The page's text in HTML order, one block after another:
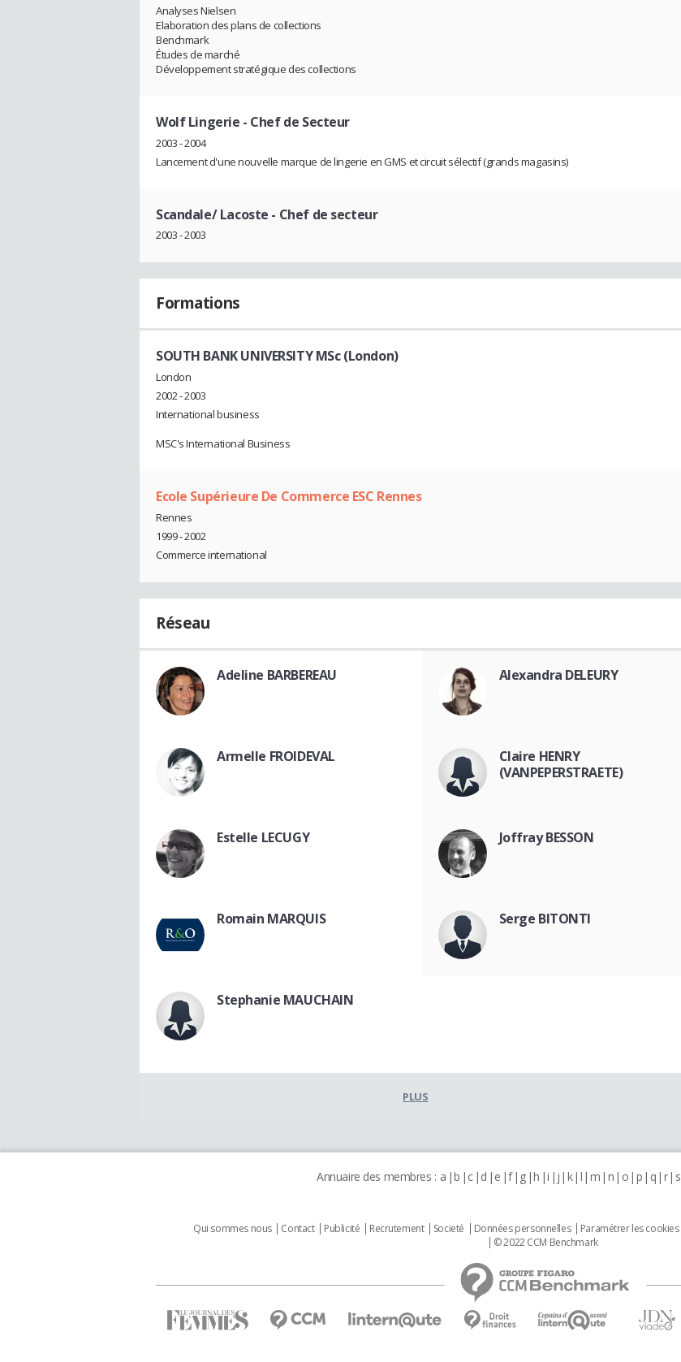
Analyses Nielsen
Elaboration des plans de collections
Benchmark
Études de marché
Développement stratégique des collections
Wolf Lingerie - Chef de Secteur
2003 - 2004
Lancement d'une nouvelle marque de lingerie en GMS et circuit sélectif (grands magasins)
Scandale/ Lacoste - Chef de secteur
2003 - 2003
Formations
SOUTH BANK UNIVERSITY MSc (London)
London
2002 - 2003
International business
MSC's International Business
Ecole Supérieure De Commerce ESC Rennes
Rennes
1999 - 2002
Commerce international
Réseau
Adeline BARBEREAU Alexandra DELEURY
Armelle FROIDEVAL
Claire HENRY
(VANPEPERSTRAETE)
Estelle LECUGY Joffray BESSON
Romain MARQUIS Serge BITONTI
Stephanie MAUCHAIN
PLUS
Annuaire des membres : a b c d e f g h i j k l m n o p q r s
Qui sommes nous Contact Publicité Recrutement Societé Données personnelles Paramétrer les cookies
© 2022 CCM Benchmark